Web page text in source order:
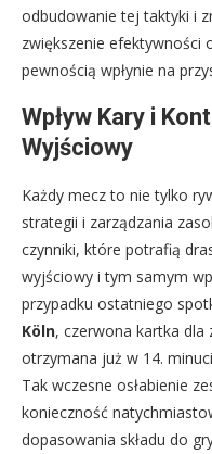
odbudowanie tej taktyki i
zwiększenie efektywności
pewnością wpłynie na
Wpływ Kary i
Wyjściowy
Każdy mecz to nie tylko
strategii i zarządzania
czynniki, które potrafią
wyjściowy i tym samym
przypadku ostatniego
Köln, czerwona kartka dla
otrzymana już w 14.
Tak wczesne osłabienie
konieczność
dopasowania składu do